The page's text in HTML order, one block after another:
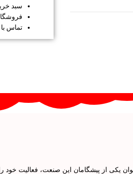
سبد
تماس با
یکی از پیشگامان این صنعت، فعالیت خود